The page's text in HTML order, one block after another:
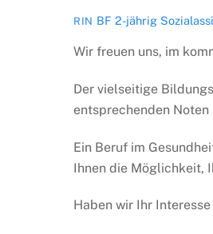
RIN BF 2-jährig
Wir freuen uns, im
Der vielseitige
entsprechenden
Ein Beruf im
Ihnen die Möglichkeit,
Haben wir Ihr